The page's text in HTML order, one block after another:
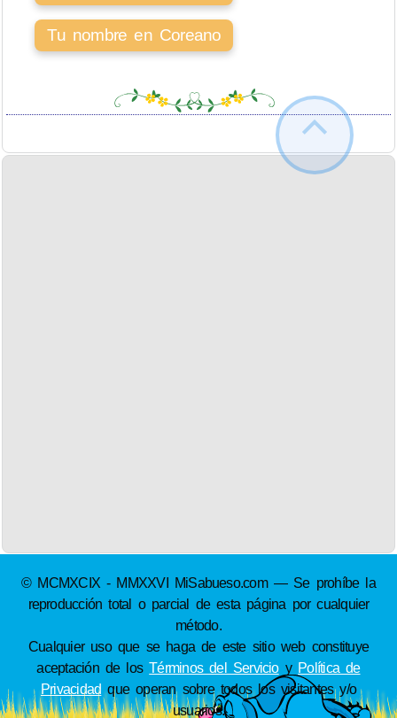
Tu nombre en Coreano
© MCMXCIX - MMXXVI MiSabueso.com — Se prohíbe la
reproducción total o parcial de esta página por cualquier
método.
Cualquier uso que se haga de este sitio web constituye
aceptación de losTérminos del Servicioy Política de
Privacidad que operan sobre todos los visitantes y/o
usuarios.